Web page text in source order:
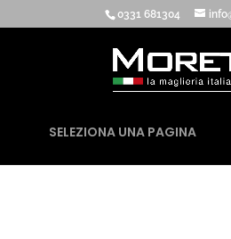
0331 681304
SELEZIONA UNA PAGINA